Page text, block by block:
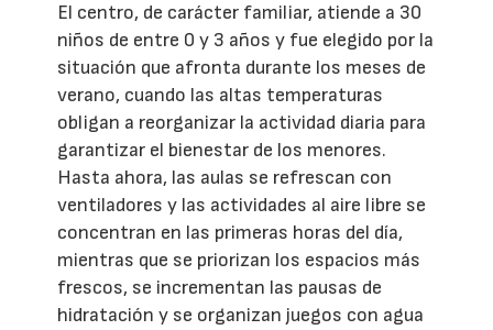
El centro, de carácter familiar, atiende a 30
niños de entre 0 y 3 años y fue elegido por la
situación que afronta durante los meses de
verano, cuando las altas temperaturas
obligan a reorganizar la actividad diaria para
garantizar el bienestar de los menores.
Hasta ahora, las aulas se refrescan con
ventiladores y las actividades al aire libre se
concentran en las primeras horas del día,
mientras que se priorizan los espacios más
frescos, se incrementan las pausas de
hidratación y se organizan juegos con agua